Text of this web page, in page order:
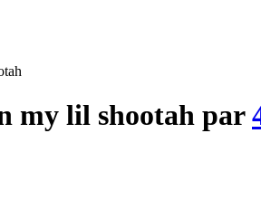
my lil shootah par